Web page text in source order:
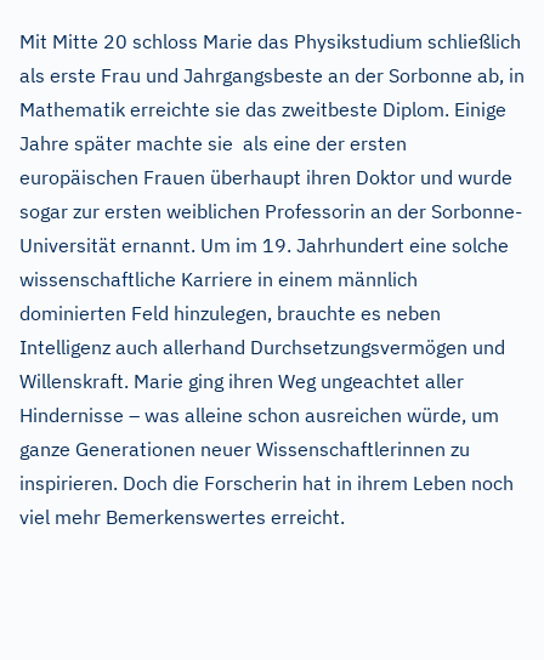
Mit Mitte 20 schloss Marie das Physikstudium schließlich
als erste Frau und Jahrgangsbeste an der Sorbonne ab, in
Mathematik erreichte sie das zweitbeste Diplom. Einige
Jahre später machte sie als eine der ersten
europäischen Frauen überhaupt ihren Doktor und wurde
sogar zur ersten weiblichen Professorin an der Sorbonne-
Universität ernannt. Um im 19. Jahrhundert eine solche
wissenschaftliche Karriere in einem männlich
dominierten Feld hinzulegen, brauchte es neben
Intelligenz auch allerhand Durchsetzungsvermögen und
Willenskraft. Marie ging ihren Weg ungeachtet aller
Hindernisse – was alleine schon ausreichen würde, um
ganze Generationen neuer Wissenschaftlerinnen zu
inspirieren. Doch die Forscherin hat in ihrem Leben noch
viel mehr Bemerkenswertes erreicht.